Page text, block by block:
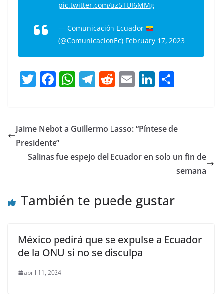
pic.twitter.com/uz5TUI6MMg
— Comunicación Ecuador
(@ComunicacionEc) February 17, 2023
T
er
F
e
b
o
k
W
s
p
T
gr
m
R
di
E
l
Li
e
n
p
tir
Jaime Nebot a Guillermo Lasso: “Píntese de
Presidente”
Salinas fue espejo del Ecuador en solo un fin de
semana
También te puede gustar
México pedirá que se expulse a Ecuador
de la ONU si no se disculpa
abril 11, 2024